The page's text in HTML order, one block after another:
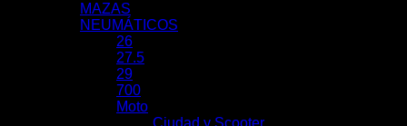
MAZAS
NEUMÁTICOS
26
27.5
29
700
Moto
Ciudad y Scooter